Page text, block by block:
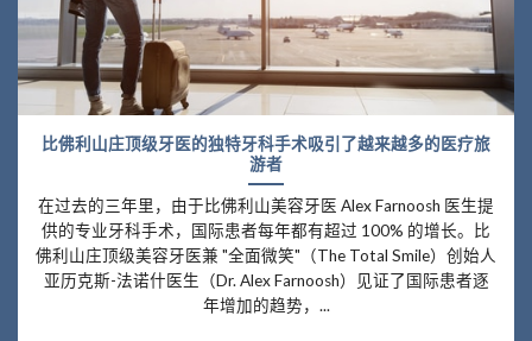
比佛利山庄顶级牙医的独特牙科手术吸引了越来越多的医疗旅
游者
在过去的三年里，由于比佛利山美容牙医 Alex Farnoosh 医生提
供的专业牙科手术，国际患者每年都有超过 100% 的增长。比
佛利山庄顶级美容牙医兼 "全面微笑"（The Total Smile）创始人
亚历克斯-法诺什医生（Dr. Alex Farnoosh）见证了国际患者逐
年增加的趋势，...